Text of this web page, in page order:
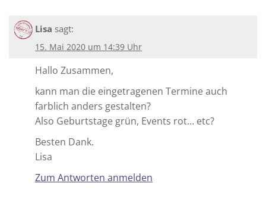
Lisa sagt:
15. Mai 2020 um 14:39 Uhr
Hallo Zusammen,
kann man die eingetragenen Termine auch
farblich anders gestalten?
Also Geburtstage grün, Events rot… etc?
Besten Dank.
Lisa
Zum Antworten anmelden